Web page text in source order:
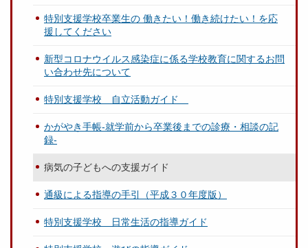
特別支援学校卒業生の 働きたい！働き続けたい！を応
援してください
新型コロナウイルス感染症に係る学校教育に関するお問
い合わせ先について
特別支援学校 自立活動ガイド
かがやき手帳-就学前から卒業後までの診療・相談の記
録-
病気の子どもへの支援ガイド
通級による指導の手引（平成３０年度版）
特別支援学校 日常生活の指導ガイド